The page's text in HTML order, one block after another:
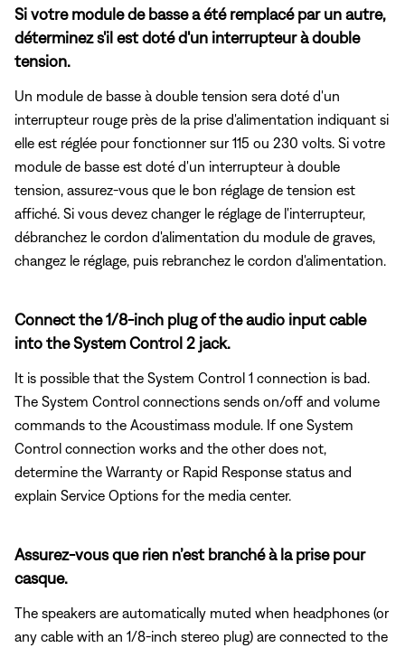
Si votre module de basse a été remplacé par un autre,
déterminez s'il est doté d'un interrupteur à double
tension.
Un module de basse à double tension sera doté d'un
interrupteur rouge près de la prise d'alimentation indiquant si
elle est réglée pour fonctionner sur 115 ou 230 volts. Si votre
module de basse est doté d'un interrupteur à double
tension, assurez-vous que le bon réglage de tension est
affiché. Si vous devez changer le réglage de l'interrupteur,
débranchez le cordon d'alimentation du module de graves,
changez le réglage, puis rebranchez le cordon d'alimentation.
Connect the 1/8-inch plug of the audio input cable
into the System Control 2 jack.
It is possible that the System Control 1 connection is bad.
The System Control connections sends on/off and volume
commands to the Acoustimass module. If one System
Control connection works and the other does not,
determine the Warranty or Rapid Response status and
explain Service Options for the media center.
Assurez-vous que rien n’est branché à la prise pour
casque.
The speakers are automatically muted when headphones (or
any cable with an 1/8-inch stereo plug) are connected to the